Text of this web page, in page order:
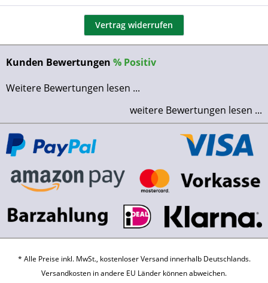
Vertrag widerrufen
Kunden Bewertungen % Positiv
Weitere Bewertungen lesen ...
weitere Bewertungen lesen ...
* Alle Preise inkl. MwSt., kostenloser Versand innerhalb Deutschlands.
Versandkosten in andere EU Länder können abweichen.